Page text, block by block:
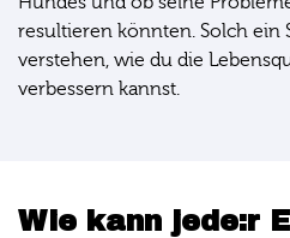
resultieren könnten. Solch ein
verstehen, wie du die
verbessern kannst.
Wie kann jede:r